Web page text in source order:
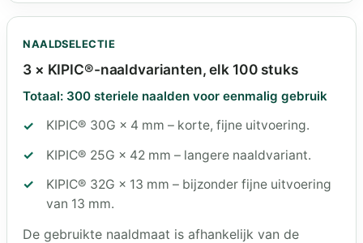
NAALDSELECTIE
3 × KIPIC®-naaldvarianten, elk 100 stuks
Totaal: 300 steriele naalden voor eenmalig gebruik
KIPIC® 30G × 4 mm – korte, fijne uitvoering.
KIPIC® 25G × 42 mm – langere naaldvariant.
KIPIC® 32G × 13 mm – bijzonder fijne uitvoering
van 13 mm.
De gebruikte naaldmaat is afhankelijk van de